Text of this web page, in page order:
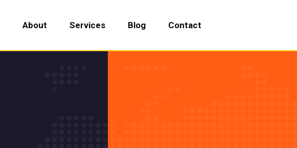
About Services Blog Contact